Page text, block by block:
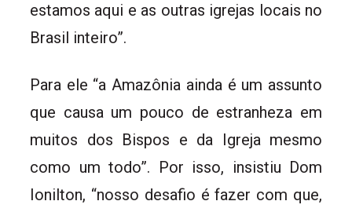
estamos aqui e as outras igrejas locais no
Brasil inteiro”.
Para ele “a Amazônia ainda é um assunto
que causa um pouco de estranheza em
muitos dos Bispos e da Igreja mesmo
como um todo”. Por isso, insistiu Dom
Ionilton, “nosso desafio é fazer com que,